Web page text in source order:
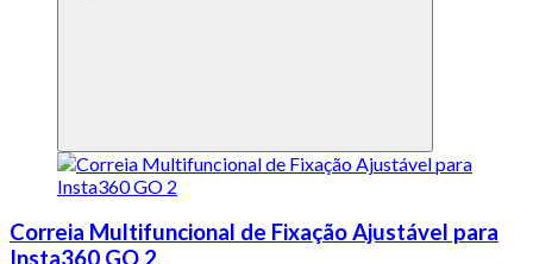
Correia Multifuncional de Fixação Ajustável para
Insta360 GO 2